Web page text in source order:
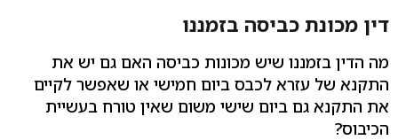
דין מכונת כביסה בזמננו
מה הדין בזמננו שיש מכונות כביסה האם גם יש את
התקנא של עזרא לכבס ביום חמישי או שאפשר לקיים
את התקנא גם ביום שישי משום שאין טורח בעשיית
הכיבוס?